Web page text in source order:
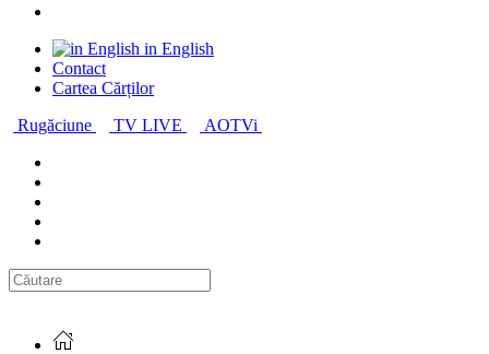
in English
Contact
Cartea Cărților
Rugăciune
TV LIVE AOTVi